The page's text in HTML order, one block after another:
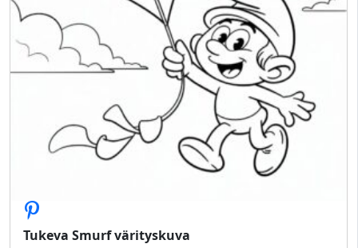
Tukeva Smurf värityskuva